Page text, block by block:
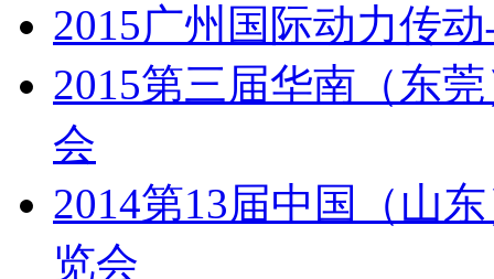
2015广州国际动力传
2015第三届华南（东
会
2014第13届中国（山
览会